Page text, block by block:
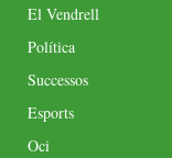
El Vendrell
Política
Successos
Esports
Oci